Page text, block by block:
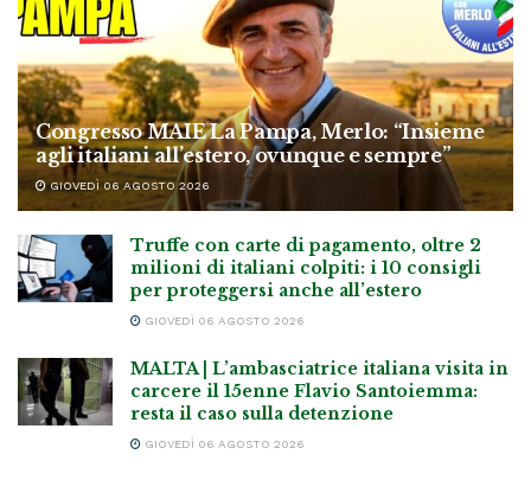
Congresso MAIE La Pampa, Merlo: “Insieme
agli italiani all’estero, ovunque e sempre”
GIOVEDÌ 06 AGOSTO 2026
Truffe con carte di pagamento, oltre 2
milioni di italiani colpiti: i 10 consigli
per proteggersi anche all’estero
GIOVEDÌ 06 AGOSTO 2026
MALTA | L’ambasciatrice italiana visita in
carcere il 15enne Flavio Santoiemma:
resta il caso sulla detenzione
GIOVEDÌ 06 AGOSTO 2026